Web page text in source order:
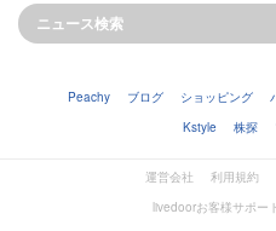
Peachy ブログ ショッピング
Kstyle
株探
運営会社 利用規約
livedoorお客様サポー